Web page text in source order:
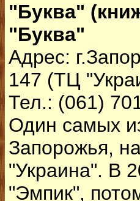
"Буква"
"Буква"
Адрес:
147 (ТЦ
Тел.: (061)
Один самых
Запорожья,
"Украина". В
"Эмпик",